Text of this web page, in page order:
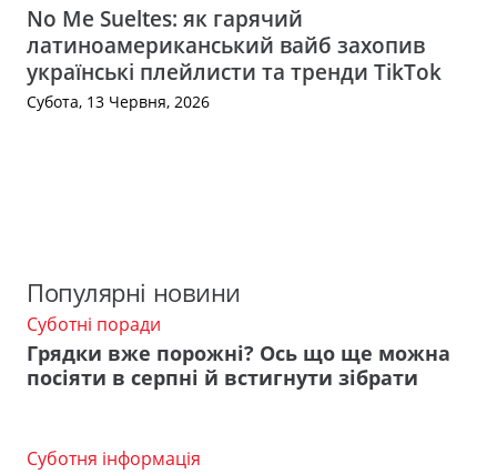
No Me Sueltes: як гарячий
латиноамериканський вайб захопив
українські плейлисти та тренди TikTok
Субота, 13 Червня, 2026
Популярні новини
Суботні поради
Грядки вже порожні? Ось що ще можна
посіяти в серпні й встигнути зібрати
Суботня інформація